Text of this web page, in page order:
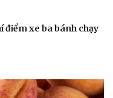
điểm xe ba bánh chạy